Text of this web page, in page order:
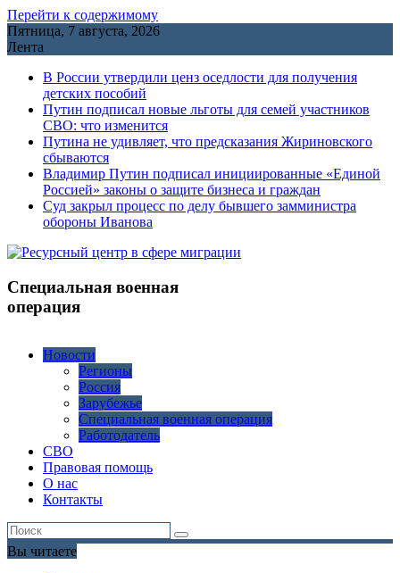
Перейти к содержимому
Пятница, 7 августа, 2026
Лента
В России утвердили ценз оседлости для получения
детских пособий
Путин подписал новые льготы для семей участников
СВО: что изменится
Путина не удивляет, что предсказания Жириновского
сбываются
Владимир Путин подписал инициированные «Единой
Россией» законы о защите бизнеса и граждан
Cуд закрыл процесс по делу бывшего замминистра
обороны Иванова
Специальная военная
операция
Новости
Регионы
Россия
Зарубежье
Специальная военная операция
Работодатель
СВО
Правовая помощь
О нас
Контакты
Вы читаете